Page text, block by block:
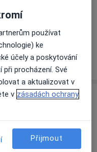
nejsou k dispozici
žádné informace o
používat
ke
účely a poskytování
procházení. Své
a aktualizovat v
v zásadách ochrany
Přijmout